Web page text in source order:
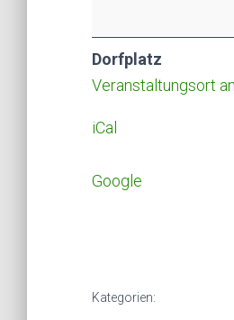
Dorfplatz
Veranstaltungsort
iCal
Google
Kategorien: